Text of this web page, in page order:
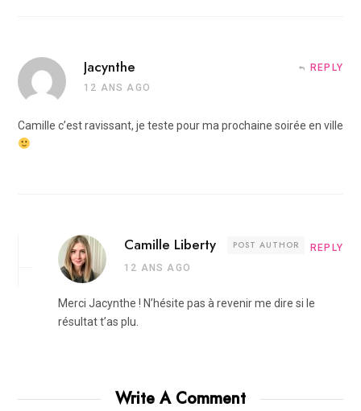
Jacynthe
12 ANS AGO
REPLY
Camille c’est ravissant, je teste pour ma prochaine soirée en ville
Camille Liberty POST AUTHOR
12 ANS AGO
REPLY
Merci Jacynthe ! N’hésite pas à revenir me dire si le
résultat t’as plu.
Write A Comment